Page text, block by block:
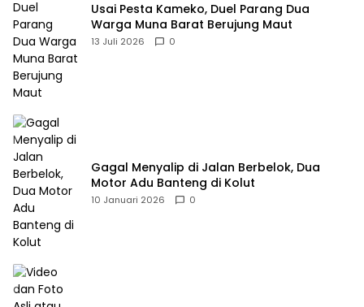
Usai Pesta Kameko, Duel Parang Dua
Warga Muna Barat Berujung Maut
13 Juli 2026 0
Gagal Menyalip di Jalan Berbelok, Dua
Motor Adu Banteng di Kolut
10 Januari 2026 0